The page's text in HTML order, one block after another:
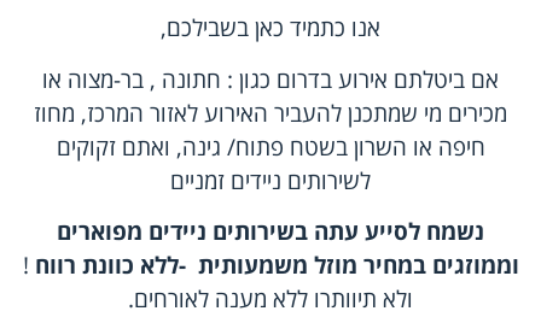
אנו כתמיד כאן בשבילכם,
אם ביטלתם אירוע בדרום כגון : חתונה , בר-מצוה או
מכירים מי שמתכנן להעביר האירוע לאזור המרכז, מחוז
חיפה או השרון בשטח פתוח/ גינה, ואתם זקוקים
לשירותים ניידים זמניים
נשמח לסייע עתה בשירותים ניידים מפוארים
וממוזגים במחיר מוזל משמעותית -ללא כוונת רווח !
ולא תיוותרו ללא מענה לאורחים.